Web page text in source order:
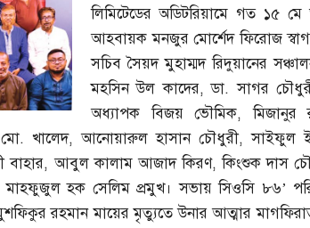
লিমিটেডের অডিটরিয়ামে গত ১৫
আহবায়ক মনজুর মোর্শেদ ফিরোজ
সচিব সৈয়দ মুহাম্মদ রিদুয়ানের
মহসিন উল কাদের,ডা.সাগর
অধ্যাপক বিজয় ভৌমিক,মিজানুর
.খালেদ,আনোয়ারুল হাসান চৌধুরী,সাইফুল
বাহার,আবুল কালাম আজাদ কিরণ,কিংশুক দাস
মাহফুজুল হক সেলিম প্রমুখ। সভায় সিওসি ৮৬’
রহমান মায়ের মৃত্যুতে উনার আত্মার